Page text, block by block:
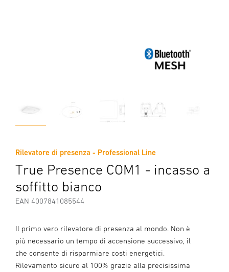
Rilevatore di presenza - Professional Line
True Presence COM1 - incasso a
soffitto bianco
EAN 4007841085544
Il primo vero rilevatore di presenza al mondo. Non è
più necessario un tempo di accensione successivo, il
che consente di risparmiare costi energetici.
Rilevamento sicuro al 100% grazie alla precisissima